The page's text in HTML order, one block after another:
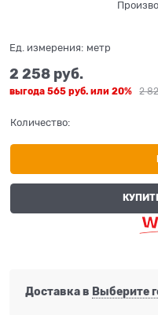
Ед. измерения: метр
2
2 258 руб.
выгода 565 руб. или 20%
Количество:
Доставка в Выберите